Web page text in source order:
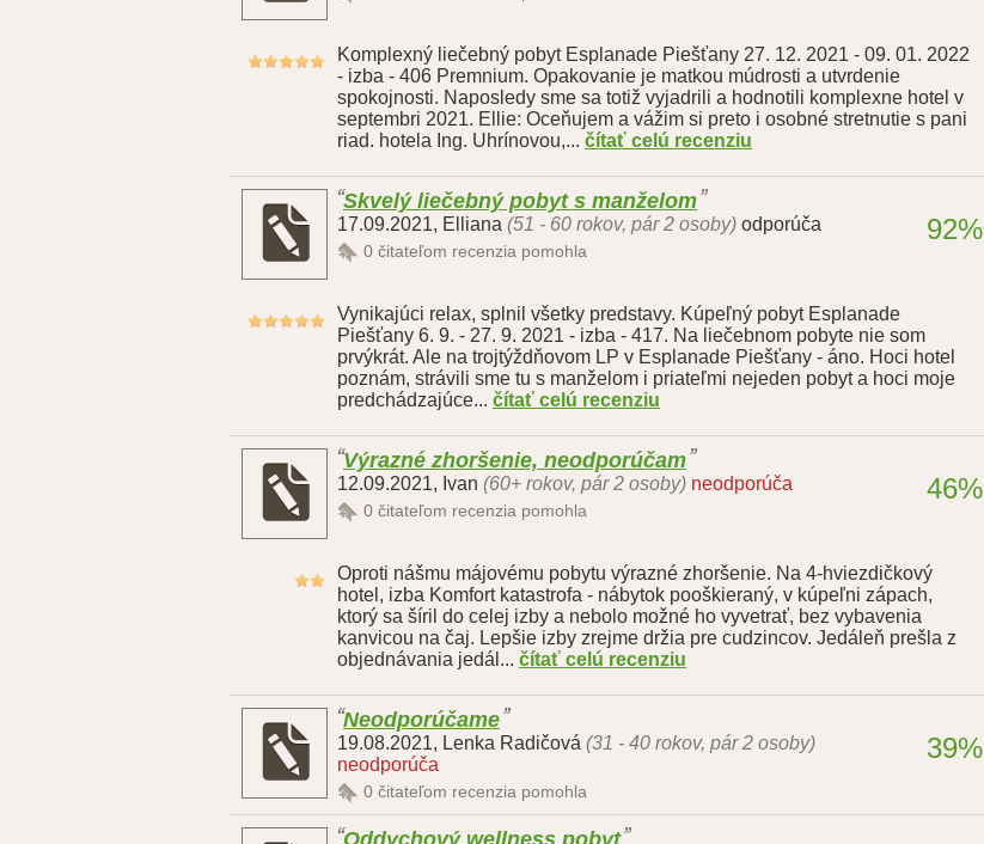
Komplexný liečebný pobyt Esplanade Piešťany 27. 12. 2021 - 09. 01. 2022
- izba - 406 Premnium. Opakovanie je matkou múdrosti a utvrdenie
spokojnosti. Naposledy sme sa totiž vyjadrili a hodnotili komplexne hotel v
septembri 2021. Ellie: Oceňujem a vážim si preto i osobné stretnutie s pani
riad. hotela Ing. Uhrínovou,... čítať celú recenziu
Skvelý liečebný pobyt s manželom
17.09.2021, Elliana (51 - 60 rokov, pár 2 osoby) odporúča
0 čitateľom recenzia pomohla
92%
Vynikajúci relax, splnil všetky predstavy. Kúpeľný pobyt Esplanade
Piešťany 6. 9. - 27. 9. 2021 - izba - 417. Na liečebnom pobyte nie som
prvýkrát. Ale na trojtýždňovom LP v Esplanade Piešťany - áno. Hoci hotel
poznám, strávili sme tu s manželom i priateľmi nejeden pobyt a hoci moje
predchádzajúce... čítať celú recenziu
Výrazné zhoršenie, neodporúčam
12.09.2021, Ivan (60+ rokov, pár 2 osoby) neodporúča
0 čitateľom recenzia pomohla
46%
Oproti nášmu májovému pobytu výrazné zhoršenie. Na 4-hviezdičkový
hotel, izba Komfort katastrofa - nábytok pooškieraný, v kúpeľni zápach,
ktorý sa šíril do celej izby a nebolo možné ho vyvetrať, bez vybavenia
kanvicou na čaj. Lepšie izby zrejme držia pre cudzincov. Jedáleň prešla z
objednávania jedál... čítať celú recenziu
Neodporúčame
19.08.2021, Lenka Radičová (31 - 40 rokov, pár 2 osoby)
neodporúča
0 čitateľom recenzia pomohla
39%
Oddychový wellness pobyt